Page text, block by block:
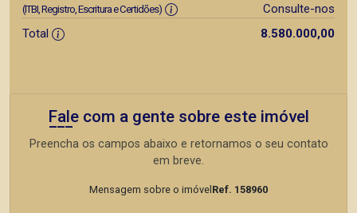
(ITBI, Registro, Escritura e Certidões)
Consulte-nos
Total
8.580.000,00
Fale com a gente sobre este imóvel
Preencha os campos abaixo e retornamos o seu contato
em breve.
Mensagem sobre o imóvelRef. 158960